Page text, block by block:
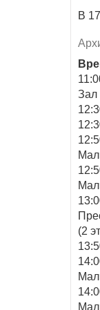
В
Зал
(2